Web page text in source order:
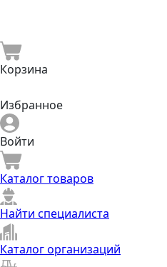
Корзина
Избранное
Войти
Каталог товаров
Найти специалиста
Каталог организаций